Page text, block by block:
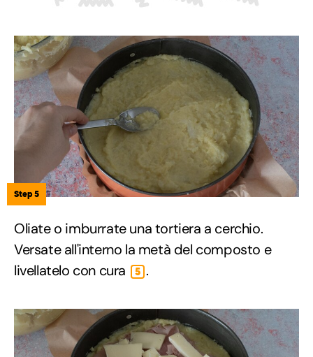
Step 5
Oliate o imburrate una tortiera a cerchio.
Versate all'interno la metà del composto e
livellatelo con cura
5 .